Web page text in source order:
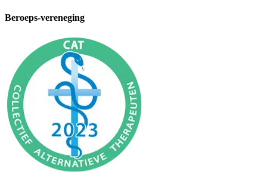
Beroeps-vereneging